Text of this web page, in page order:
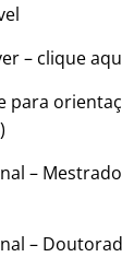
– clique
para
–
–